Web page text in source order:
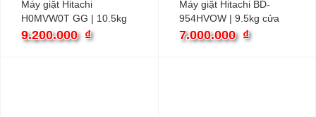
Máy giặt Hitachi
H0MVW0T GG | 10.5kg
cửa trên inverter
9.200.000 ₫
Máy giặt Hitachi BD-
954HVOW | 9.5kg cửa
ngang inverter
7.000.000 ₫